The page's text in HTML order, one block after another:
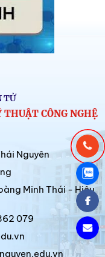
TỬ
THUẬT CÔNG NGHỆ
Nguyên
Minh Thái - Hiệu
079